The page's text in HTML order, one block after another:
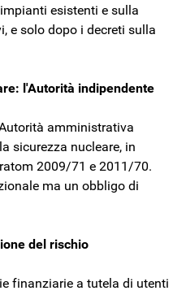
esistenti e sulla
e solo dopo i decreti sulla
l'Autorità indipendente
amministrativa
sicurezza nucleare, in
2009/71 e 2011/70.
ma un obbligo di
del rischio
finanziarie a tutela di utenti